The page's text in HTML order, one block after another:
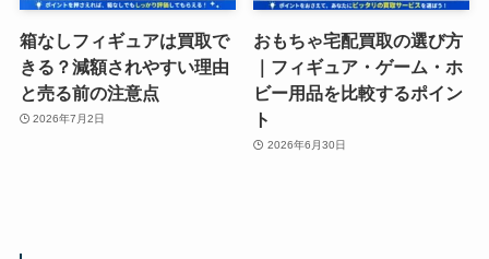
箱なしフィギュアは買取で
きる？減額されやすい理由
と売る前の注意点
2026年7月2日
おもちゃ宅配買取の選び方
｜フィギュア・ゲーム・ホ
ビー用品を比較するポイン
ト
2026年6月30日